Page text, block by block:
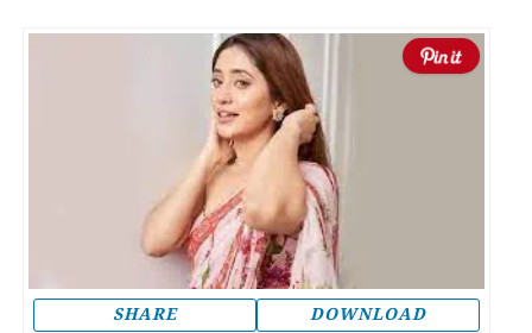
SHARE DOWNLOAD